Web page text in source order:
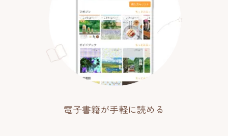
電子書籍が手軽に読める